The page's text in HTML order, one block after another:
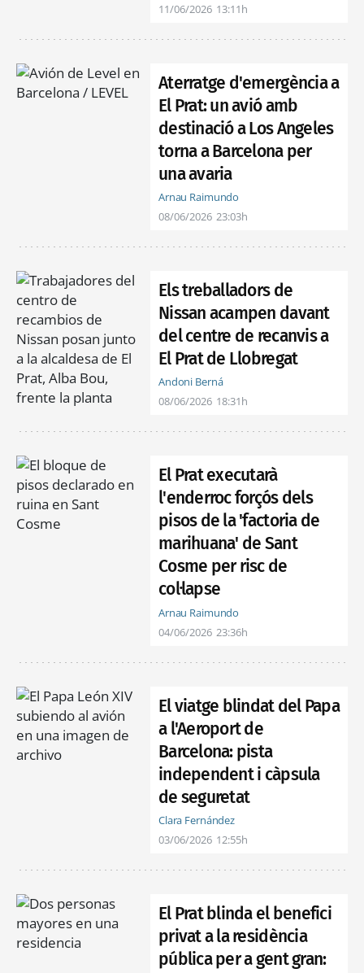
11/06/2026 13:11h
Aterratge d'emergència a
El Prat: un avió amb
destinació a Los Angeles
torna a Barcelona per
una avaria
Arnau Raimundo
08/06/2026 23:03h
Els treballadors de
Nissan acampen davant
del centre de recanvis a
El Prat de Llobregat
Andoni Berná
08/06/2026 18:31h
El Prat executarà
l'enderroc forçós dels
pisos de la 'factoria de
marihuana' de Sant
Cosme per risc de
col·lapse
Arnau Raimundo
04/06/2026 23:36h
El viatge blindat del Papa
a l'Aeroport de
Barcelona: pista
independent i càpsula
de seguretat
Clara Fernández
03/06/2026 12:55h
El Prat blinda el benefici
privat a la residència
pública per a gent gran: